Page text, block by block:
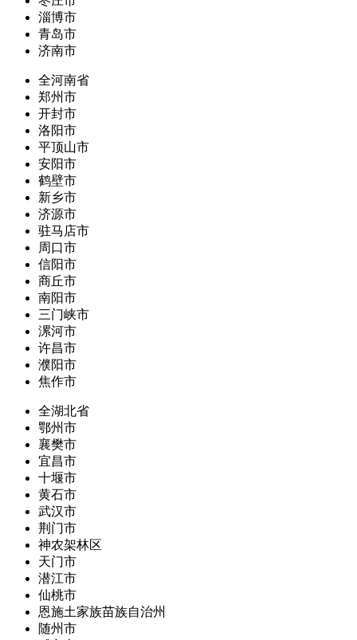
淄博市
青岛市
济南市
全河南省
郑州市
开封市
洛阳市
平顶山市
安阳市
鹤壁市
新乡市
济源市
驻马店市
周口市
信阳市
商丘市
南阳市
三门峡市
漯河市
许昌市
濮阳市
焦作市
全湖北省
鄂州市
襄樊市
宜昌市
十堰市
黄石市
武汉市
荆门市
神农架林区
天门市
潜江市
仙桃市
恩施土家族苗族自治州
随州市